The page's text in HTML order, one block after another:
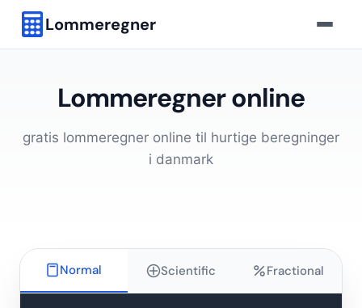
Lommeregner
Lommeregner online
gratis lommeregner online til hurtige beregninger
i danmark
Normal Scientific Fractional